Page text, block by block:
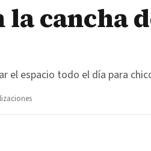
la cancha
el espacio todo el día para